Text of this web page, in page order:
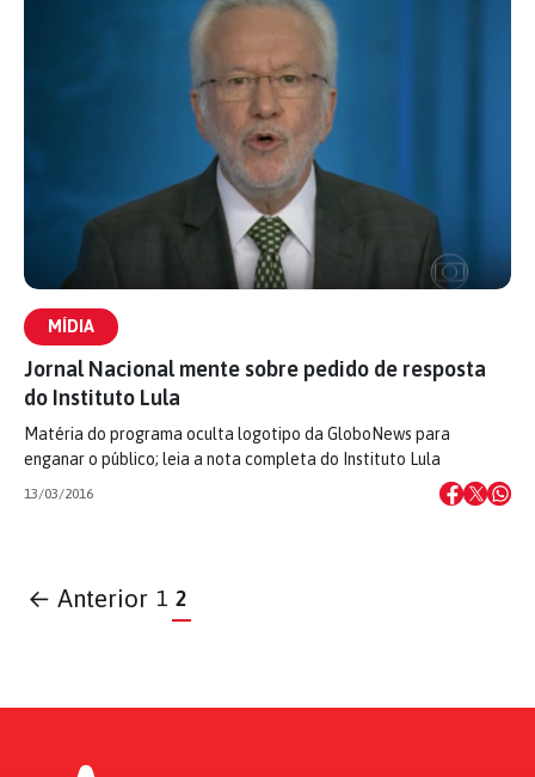
MÍDIA
Jornal Nacional mente sobre pedido de resposta
do Instituto Lula
Matéria do programa oculta logotipo da GloboNews para
enganar o público; leia a nota completa do Instituto Lula
13/03/2016
← Anterior 1 2